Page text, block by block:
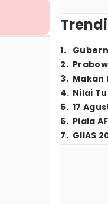
1.
2.
3. Makan
4. Nilai
5. 17
6. Piala
7. GIIAS